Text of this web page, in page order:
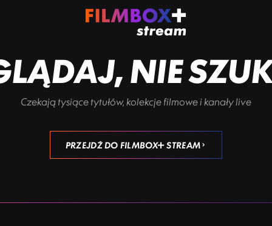
NIE
Czekają tysiące tytułów, kolekcje filmowe i kanały live
PRZEJDŹ DO FILMBOX+ STREAM